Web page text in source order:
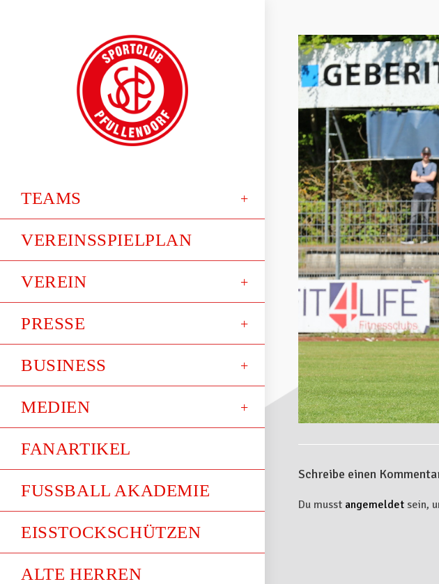
TEAMS
VEREINSSPIELPLAN
VEREIN
PRESSE
BUSINESS
MEDIEN
FANARTIKEL
FUSSBALL AKADEMIE
EISSTOCKSCHÜTZEN
ALTE HERREN
Schreibe einen
Du musst angemeldet sein,